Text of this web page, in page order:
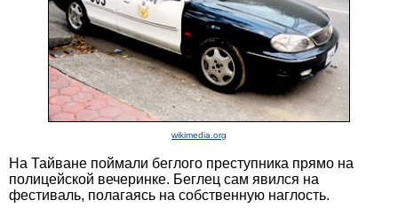
wikimedia.org
На Тайване поймали беглого преступника прямо на
полицейской вечеринке. Беглец сам явился на
фестиваль, полагаясь на собственную наглость.